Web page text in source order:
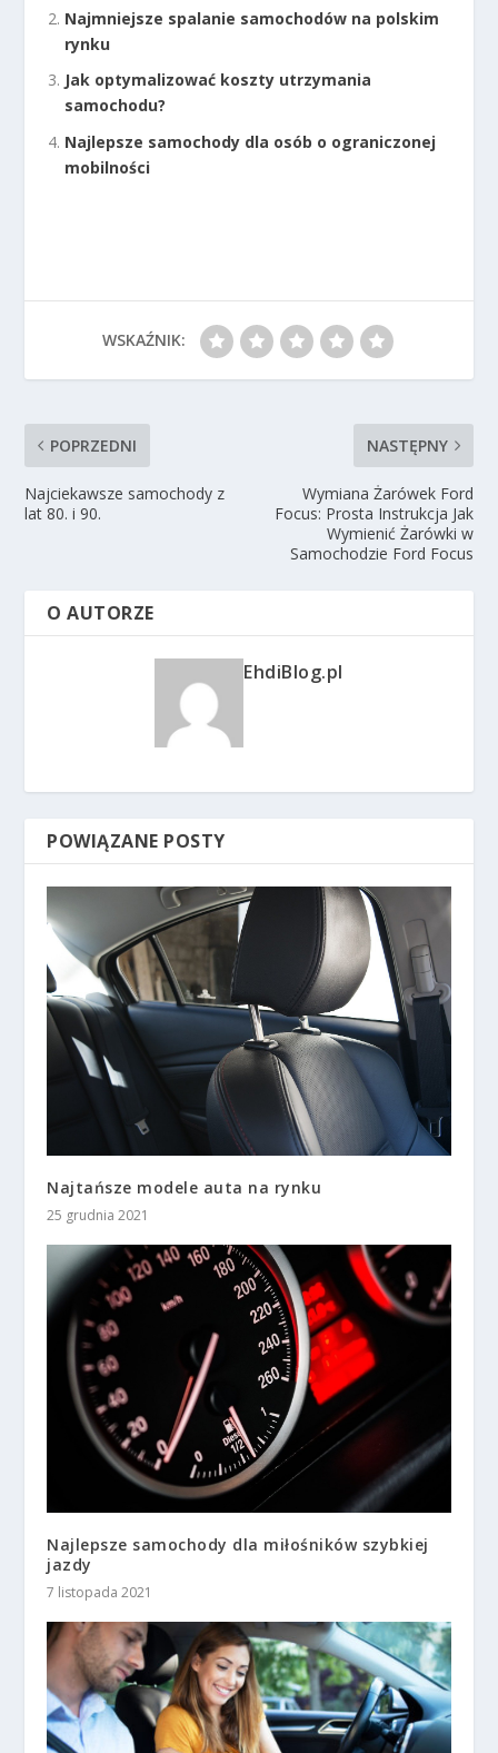
Najmniejsze spalanie samochodów na polskim
rynku
Jak optymalizować koszty utrzymania
samochodu?
Najlepsze samochody dla osób o ograniczonej
mobilności
WSKAŹNIK:
POPRZEDNI
Najciekawsze samochody z
lat 80. i 90.
NASTĘPNY
Wymiana Żarówek Ford
Focus: Prosta Instrukcja Jak
Wymienić Żarówki w
Samochodzie Ford Focus
O AUTORZE
EhdiBlog.pl
POWIĄZANE POSTY
Najtańsze modele auta na rynku
25 grudnia 2021
Najlepsze samochody dla miłośników szybkiej
jazdy
7 listopada 2021